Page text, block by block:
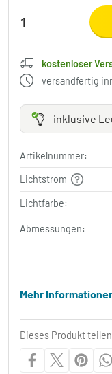
kostenloser
versandfertig
inklusive
Artikelnummer:
Lichtstrom
Lichtfarbe:
Abmessungen:
Mehr
Dieses Produkt